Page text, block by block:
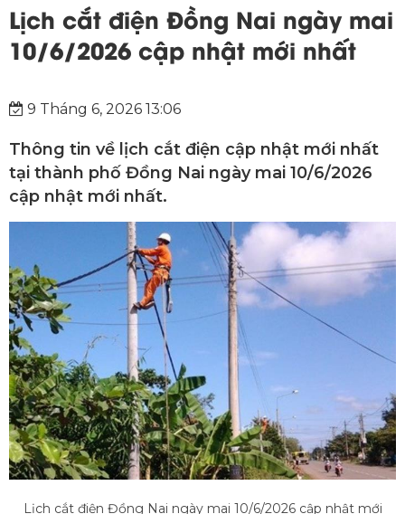
Lịch cắt điện Đồng Nai ngày mai
10/6/2026 cập nhật mới nhất
9 Tháng 6, 2026 13:06
Thông tin về lịch cắt điện cập nhật mới nhất
tại thành phố Đồng Nai ngày mai 10/6/2026
cập nhật mới nhất.
Lịch cắt điện Đồng Nai ngày mai 10/6/2026 cập nhật mới